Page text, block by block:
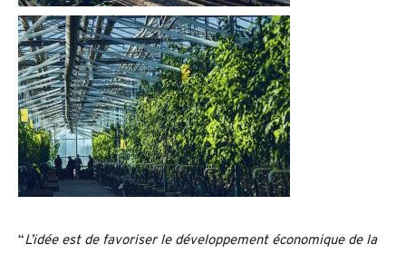
“L’idée est de favoriser le développement économique de la